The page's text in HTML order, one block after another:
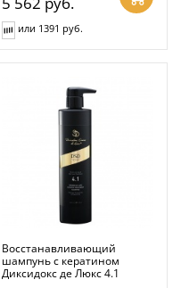
или 1391 руб.
Восстанавливающий
шампунь с кератином
Диксидокс де Люкс 4.1